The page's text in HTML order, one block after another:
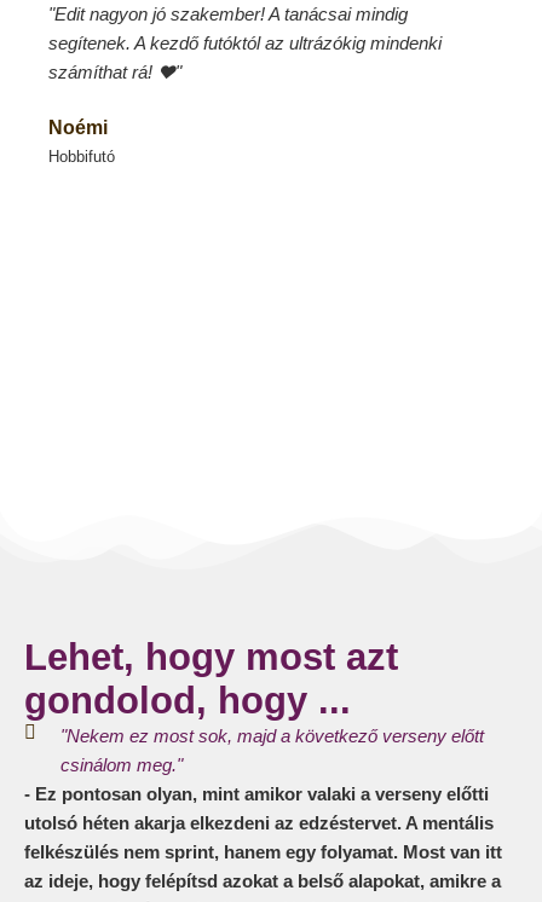
"Edit nagyon jó szakember! A tanácsai mindig
segítenek. A kezdő futóktól az ultrázókig mindenki
számíthat rá! ❤"
Noémi
Hobbifutó
Lehet, hogy most azt
gondolod, hogy ...
"Nekem ez most sok, majd a következő verseny előtt
csinálom meg."
- Ez pontosan olyan, mint amikor valaki a verseny előtti
utolsó héten akarja elkezdeni az edzéstervet. A mentális
felkészülés nem sprint, hanem egy folyamat. Most van itt
az ideje, hogy felépítsd azokat a belső alapokat, amikre a